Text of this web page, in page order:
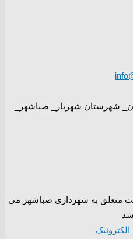
شهرستان شهریار_ صباشهر_
متعلق به شهرداری صباشهر می